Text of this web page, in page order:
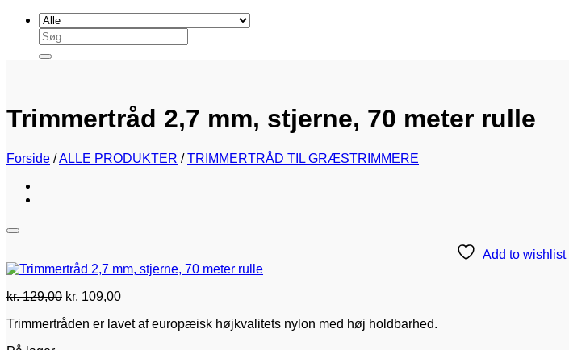
Søg
efter:
Trimmertråd 2,7 mm, stjerne, 70 meter rulle
Forside /ALLE PRODUKTER / TRIMMERTRÅD TIL GRÆSTRIMMERE
Add to wishlist
kr.129,00 Den
pris
kr. 109,00Den
pris
Trimmertråden er lavet af europæisk højkvalitets nylon med høj holdbarhed.